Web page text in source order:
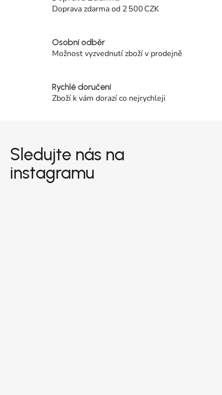
Doprava zdarma od 2 500 CZK
Osobní odběr
Možnost vyzvednutí zboží v prodejně
Rychlé doručení
Zboží k vám dorazí co nejrychleji
Sledujte nás na
instagramu